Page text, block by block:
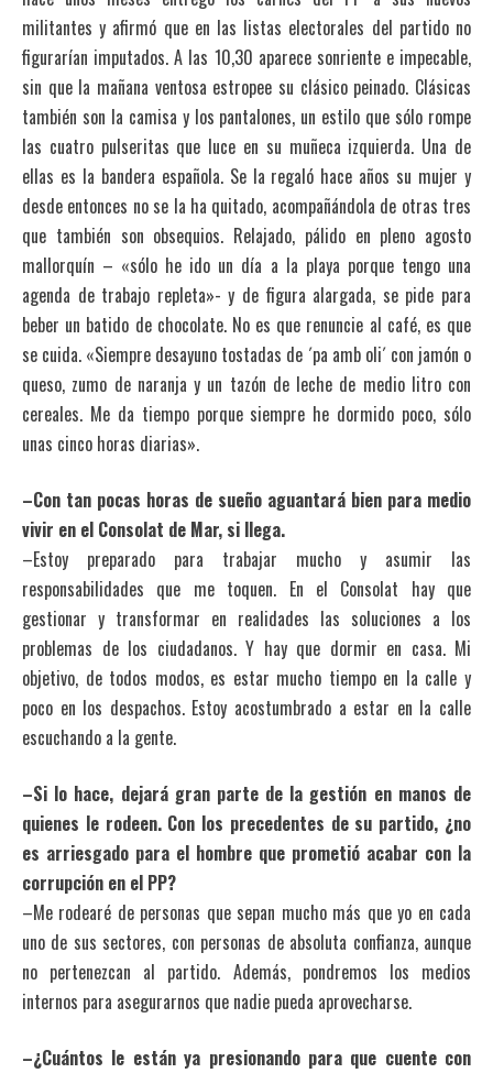
militantes y afirmó que en las listas electorales del partido no
figurarían imputados. A las 10,30 aparece sonriente e impecable,
sin que la mañana ventosa estropee su clásico peinado. Clásicas
también son la camisa y los pantalones, un estilo que sólo rompe
las cuatro pulseritas que luce en su muñeca izquierda. Una de
ellas es la bandera española. Se la regaló hace años su mujer y
desde entonces no se la ha quitado, acompañándola de otras tres
que también son obsequios. Relajado, pálido en pleno agosto
mallorquín – «sólo he ido un día a la playa porque tengo una
agenda de trabajo repleta»- y de figura alargada, se pide para
beber un batido de chocolate. No es que renuncie al café, es que
se cuida. «Siempre desayuno tostadas de ´pa amb oli´ con jamón o
queso, zumo de naranja y un tazón de leche de medio litro con
cereales. Me da tiempo porque siempre he dormido poco, sólo
unas cinco horas diarias».
–Con tan pocas horas de sueño aguantará bien para medio
vivir en el Consolat de Mar, si llega.
–Estoy preparado para trabajar mucho y asumir las
responsabilidades que me toquen. En el Consolat hay que
gestionar y transformar en realidades las soluciones a los
problemas de los ciudadanos. Y hay que dormir en casa. Mi
objetivo, de todos modos, es estar mucho tiempo en la calle y
poco en los despachos. Estoy acostumbrado a estar en la calle
escuchando a la gente.
–Si lo hace, dejará gran parte de la gestión en manos de
quienes le rodeen. Con los precedentes de su partido, ¿no
es arriesgado para el hombre que prometió acabar con la
corrupción en el PP?
–Me rodearé de personas que sepan mucho más que yo en cada
uno de sus sectores, con personas de absoluta confianza, aunque
no pertenezcan al partido. Además, pondremos los medios
internos para asegurarnos que nadie pueda aprovecharse.
–¿Cuántos le están ya presionando para que cuente con